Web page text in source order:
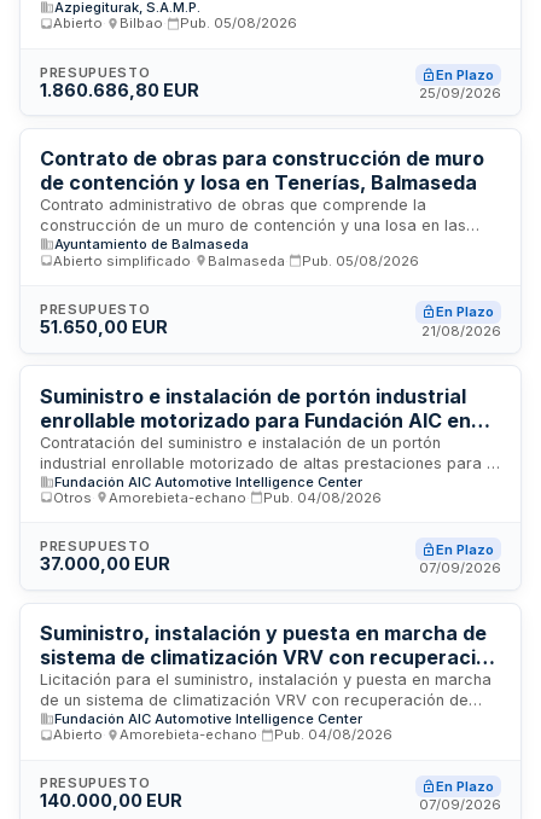
Fullscale Energy Intelligence Center. El contrato comprende
las fases de diseño, fabricación, suministro, instalación,
garantía y soporte técnico del sistema. AZPIEGITURAK,
S.A.M.P. licita este proyecto que requiere empresas con
ejecución de todas las prestaciones especificadas en el
Pliego de Prescripciones Técnicas.
Azpiegiturak, S.A.M.P.
Abierto
Bilbao Pub. 05/08/2026
PRESUPUESTO
1.860.686,80 EUR
En Plazo
25/09/2026
Contrato de obras para construcción de muro
de contención y losa en Tenerías, Balmaseda
Contrato administrativo de obras que comprende la
construcción de un muro de contención y una losa en las
ubicaciones Tenerías 14 y 18 en el municipio de Balmaseda.
La licitación se convoca mediante procedimiento abierto
del Sector Público. No se requiere garantía provisional de los
licitadores. La adjudicación se realizará conforme a criterios
factores determinantes de la valoración de las
proposiciones.
Ayuntamiento de Balmaseda
Abierto simplificado
Balmaseda Pub. 05/08/2026
PRESUPUESTO
51.650,00 EUR
En Plazo
21/08/2026
Suministro e instalación de portón industrial
enrollable motorizado para Fundación AIC en
Ermua
Contratación del suministro e instalación de un portón
industrial enrollable motorizado de altas prestaciones para la
Fundación Automotive Intelligence Center Fundazioa en el
Polígono Industrial Ureta de Ermua, Bizkaia. El contrato
elementos auxiliares, montaje completo, conexionado
eléctrico, puesta en marcha, pruebas de funcionamiento,
personal. La empresa adjudicataria asume todos los medios
necesarios para entregar la instalación completamente
terminada y operativa.
Fundación AIC Automotive Intelligence Center
Otros
Amorebieta-echano Pub. 04/08/2026
PRESUPUESTO
37.000,00 EUR
En Plazo
07/09/2026
Suministro, instalación y puesta en marcha de
sistema de climatización VRV con recuperación
de calor para edificio Fase 1 AIC Boroa
Licitación para el suministro, instalación y puesta en marcha
de un sistema de climatización VRV con recuperación de
calor destinado al edificio Fase 1 de AIC Boroa. El contrato
incluye todas las prestaciones necesarias para la correcta
transporte, adaptaciones mecánicas y eléctricas, carga de
refrigerante, pruebas de funcionamiento, legalización de la
Fundación AIC Automotive Intelligence Center
Abierto
Amorebieta-echano Pub. 04/08/2026
PRESUPUESTO
140.000,00 EUR
En Plazo
07/09/2026